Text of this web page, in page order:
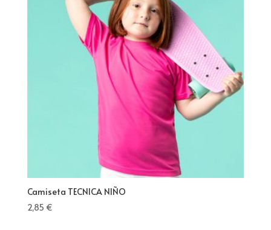
Camiseta TECNICA NIÑO
2,85 €